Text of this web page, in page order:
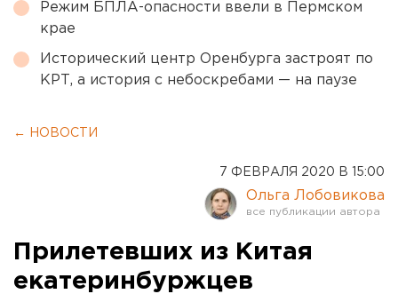
Режим БПЛА-опасности ввели в Пермском
крае
Исторический центр Оренбурга застроят по
КРТ, а история с небоскребами — на паузе
← НОВОСТИ
7 ФЕВРАЛЯ 2020 В 15:00
Ольга Лобовикова
Прилетевших из Китая
екатеринбуржцев